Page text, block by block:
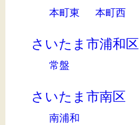
本町東 本町西
さいたま市浦和区
常盤
さいたま市南区
南浦和